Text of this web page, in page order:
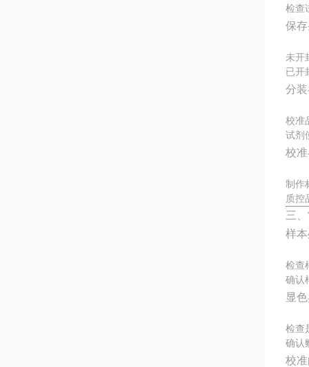
检查
保
未开
已开
分
校准
试剂
校
制作
质控
三
样
检查
确认
显
检查
确认
校